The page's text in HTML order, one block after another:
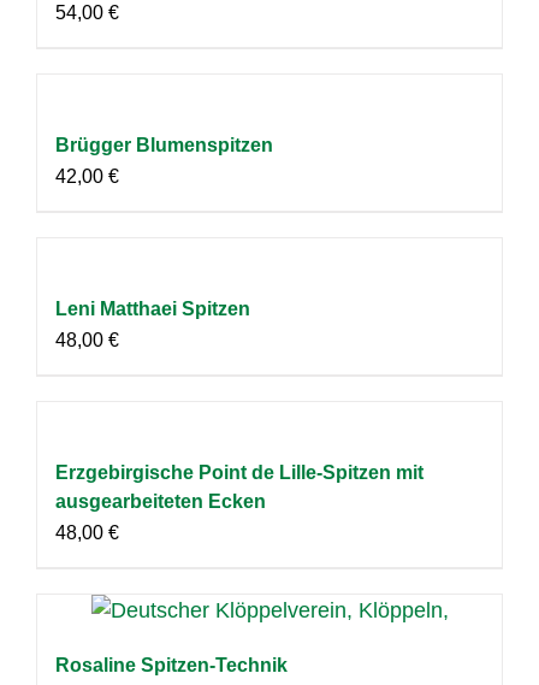
54,00 €
Brügger Blumenspitzen
42,00 €
Leni Matthaei Spitzen
48,00 €
Erzgebirgische Point de Lille-Spitzen mit
ausgearbeiteten Ecken
48,00 €
Rosaline Spitzen-Technik